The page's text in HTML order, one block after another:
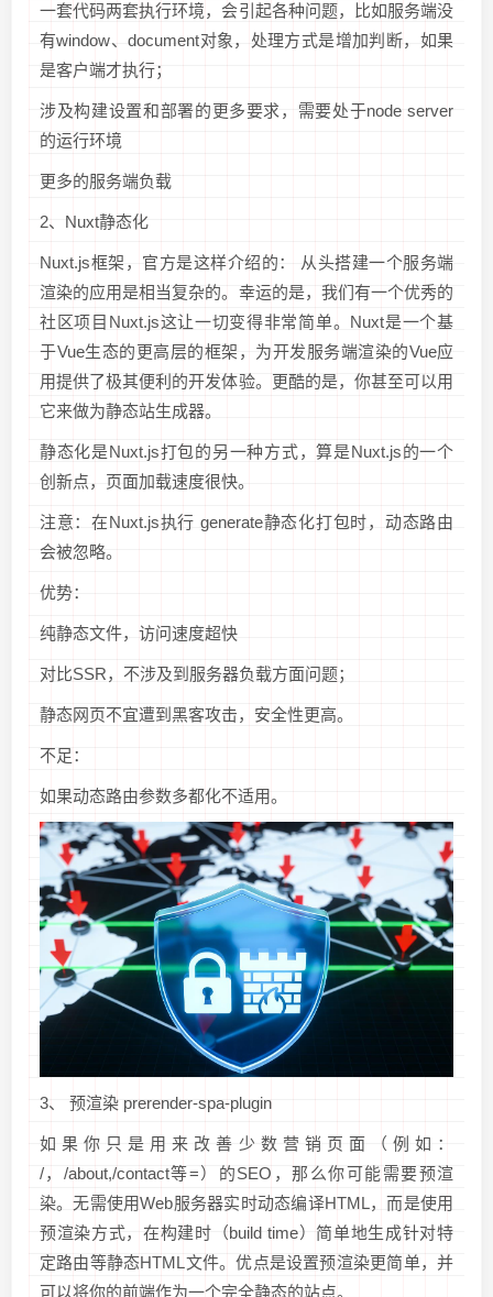
一套代码两套执行环境，会引起各种问题，比如服务端没
有window、document对象，处理方式是增加判断，如果
是客户端才执行；
涉及构建设置和部署的更多要求，需要处于node server
的运行环境
更多的服务端负载
2、Nuxt静态化
Nuxt.js框架，官方是这样介绍的： 从头搭建一个服务端
渲染的应用是相当复杂的。幸运的是，我们有一个优秀的
社区项目Nuxt.js这让一切变得非常简单。Nuxt是一个基
于Vue生态的更高层的框架，为开发服务端渲染的Vue应
用提供了极其便利的开发体验。更酷的是，你甚至可以用
它来做为静态站生成器。
静态化是Nuxt.js打包的另一种方式，算是Nuxt.js的一个
创新点，页面加载速度很快。
注意：在Nuxt.js执行 generate静态化打包时，动态路由
会被忽略。
优势：
纯静态文件，访问速度超快
对比SSR，不涉及到服务器负载方面问题；
静态网页不宜遭到黑客攻击，安全性更高。
不足：
如果动态路由参数多都化不适用。
3、 预渲染 prerender-spa-plugin
如果你只是用来改善少数营销页面（例如：
/，/about,/contact等=）的SEO，那么你可能需要预渲
染。无需使用Web服务器实时动态编译HTML，而是使用
预渲染方式，在构建时（build time）简单地生成针对特
定路由等静态HTML文件。优点是设置预渲染更简单，并
可以将你的前端作为一个完全静态的站点。